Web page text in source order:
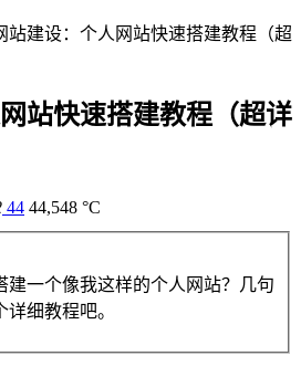
站建设：个人网站快速搭建教程（超
站快速搭建教程（超详
44 44,548 °C
建一个像我这样的个人网站？几句
细教程吧。